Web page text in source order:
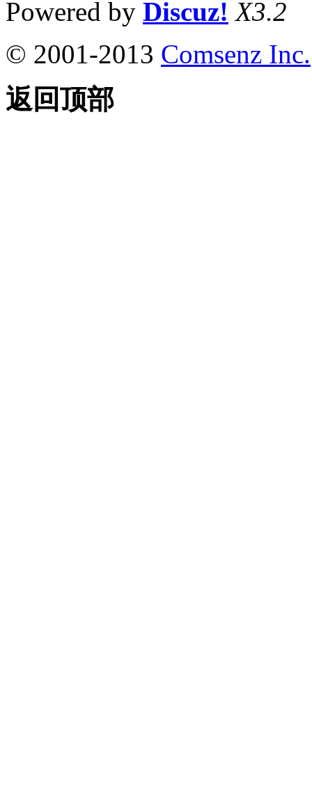
Powered by Discuz! X3.2
© 2001-2013 Comsenz Inc.
返回顶部